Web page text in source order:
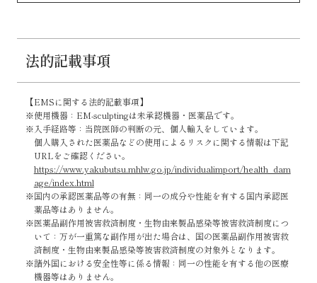
法的記載事項
【EMSに関する法的記載事項】
※使用機器：EM-sculptingは未承認機器・医薬品です。
※入手経路等：当院医師の判断の元、個人輸入をしています。
個人購入された医薬品などの使用によるリスクに関する情報は下記
URLをご確認ください。
https://www.yakubutsu.mhlw.go.jp/individualimport/health_dam
age/index.html
※国内の承認医薬品等の有無：同一の成分や性能を有する国内承認医
薬品等はありません。
※医薬品副作用被害救済制度・生物由来製品感染等被害救済制度につ
いて：万が一重篤な副作用が出た場合は、国の医薬品副作用被害救
済制度・生物由来製品感染等被害救済制度の対象外となります。
※諸外国における安全性等に係る情報：同一の性能を有する他の医療
機器等はありません。